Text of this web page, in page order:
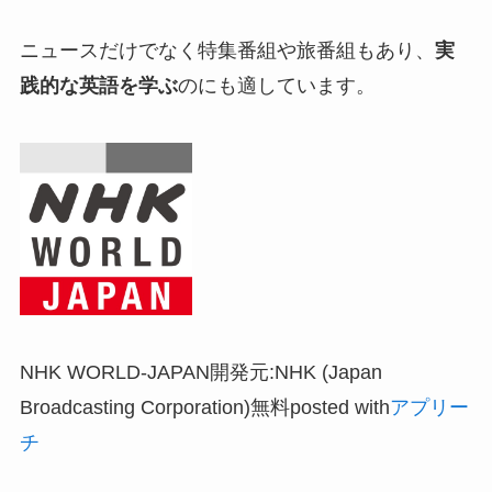
ニュースだけでなく特集番組や旅番組もあり、 実
践的な英語を学ぶのにも適しています。
NHK WORLD-JAPAN開発元:NHK (Japan
Broadcasting Corporation)無料posted withアプリー
チ